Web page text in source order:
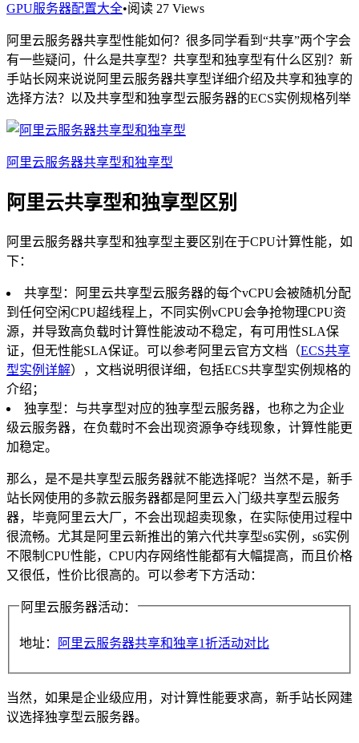
GPU服务器配置大全•阅读 27 Views
阿里云服务器共享型性能如何？很多同学看到“共享”两个字会
有一些疑问，什么是共享型？共享型和独享型有什么区别？新
手站长网来说说阿里云服务器共享型详细介绍及共享和独享的
选择方法？以及共享型和独享型云服务器的ECS实例规格列举
阿里云服务器共享型和独享型
阿里云共享型和独享型区别
阿里云服务器共享型和独享型主要区别在于CPU计算性能，如
下：
共享型：阿里云共享型云服务器的每个vCPU会被随机分配
到任何空闲CPU超线程上，不同实例vCPU会争抢物理CPU资
源，并导致高负载时计算性能波动不稳定，有可用性SLA保
证，但无性能SLA保证。可以参考阿里云官方文档（ECS共享
型实例详解），文档说明很详细，包括ECS共享型实例规格的
介绍；
独享型：与共享型对应的独享型云服务器，也称之为企业
级云服务器，在负载时不会出现资源争夺线现象，计算性能更
加稳定。
那么，是不是共享型云服务器就不能选择呢？当然不是，新手
站长网使用的多款云服务器都是阿里云入门级共享型云服务
器，毕竟阿里云大厂，不会出现超卖现象，在实际使用过程中
很流畅。尤其是阿里云新推出的第六代共享型s6实例，s6实例
不限制CPU性能，CPU内存网络性能都有大幅提高，而且价格
又很低，性价比很高的。可以参考下方活动：
阿里云服务器活动：
地址： 阿里云服务器共享和独享1折活动对比
当然，如果是企业级应用，对计算性能要求高，新手站长网建
议选择独享型云服务器。